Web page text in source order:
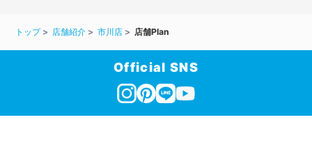
トップ 店舗紹介 市川店 店舗Plan
Official SNS